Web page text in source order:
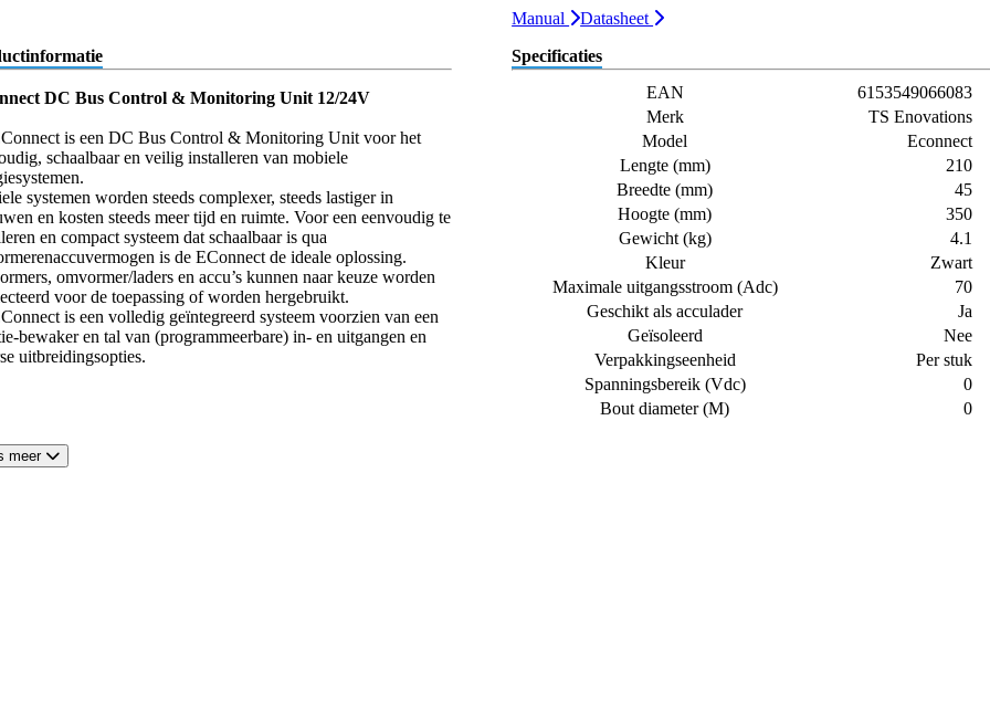
Manual
Datasheet
DC Bus Control & Monitoring Unit 12/24V
is een DC Bus Control & Monitoring Unit voor het
schaalbaar en veilig installeren van mobiele
systemen worden steeds complexer, steeds lastiger in
en kosten steeds meer tijd en ruimte. Voor een eenvoudig te
en compact systeem dat schaalbaar is qua
is de EConnect de ideale oplossing.
omvormer/laders en accu’s kunnen naar keuze worden
voor de toepassing of worden hergebruikt.
is een volledig geïntegreerd systeem voorzien van een
bewaker en tal van (programmeerbare) in- en uitgangen en
uitbreidingsopties.
meer
Specificaties
EAN
6153549066083
Merk
TS Enovations
Model
Econnect
Lengte (mm)
210
Breedte (mm)
45
Hoogte (mm)
350
Gewicht (kg)
4.1
Kleur
Zwart
Maximale uitgangsstroom (Adc)
70
Geschikt als acculader
Ja
Geïsoleerd
Nee
Verpakkingseenheid
Per stuk
Spanningsbereik (Vdc)
0
Bout diameter (M)
0